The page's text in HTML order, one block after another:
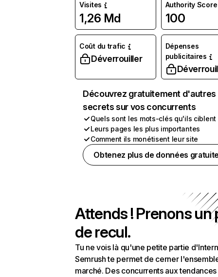
Visites
1,26 Md
Authority Score
100
Coût du trafic
Déverrouiller
Dépenses
publicitaires
Découvrez gratuitement d'autres
secrets sur vos concurrents
Quels sont les mots-clés qu'ils ciblent
Leurs pages les plus importantes
Comment ils monétisent leur site
Obtenez plus de données
Attends ! Prenons un
de recul.
Tu ne vois là qu'une petite partie
Semrush te permet de cerner
marché. Des concurrents aux